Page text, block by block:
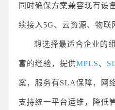
同时确保方案兼容现有设
续接入5G、云资源、物联
想选择最适合企业的
富的经验，提供MPLS、
案，服务有SLA保障，网
支持统一平台运维，降低